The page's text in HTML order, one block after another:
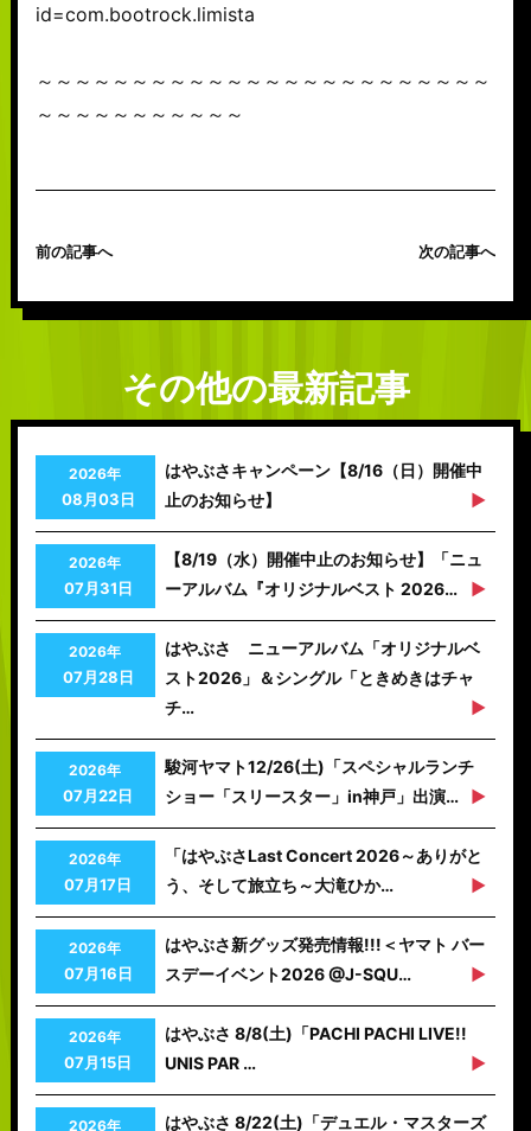
id=com.bootrock.limista
～～～～～～～～～～～～～～～～～～～～～～～～
～～～～～～～～～～～
前の記事へ 次の記事へ
その他の最新記事
2026年
08月03日
はやぶさキャンペーン【8/16（日）開催中
止のお知らせ】
2026年
07月31日
【8/19（水）開催中止のお知らせ】「ニュ
ーアルバム『オリジナルベスト 2026…
2026年
07月28日
はやぶさ ニューアルバム「オリジナルベ
スト2026」＆シングル「ときめきはチャ
チ…
2026年
07月22日
駿河ヤマト12/26(土)「スペシャルランチ
ショー「スリースター」in神戸」出演…
2026年
07月17日
「はやぶさLast Concert 2026～ありがと
う、そして旅立ち～大滝ひか…
2026年
07月16日
はやぶさ新グッズ発売情報!!!＜ヤマト バー
スデーイベント2026 @J-SQU…
2026年
07月15日
はやぶさ 8/8(土)「PACHI PACHI LIVE!!
UNIS PAR …
2026年 はやぶさ 8/22(土)「デュエル・マスターズ